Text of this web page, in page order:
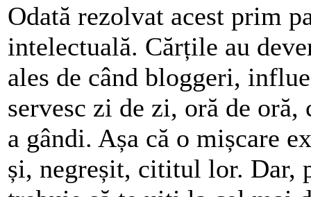
Odată rezolvat acest prim
intelectuală. Cărțile au
ales de când bloggeri,
servesc zi de zi, oră de oră,
a gândi. Așa că o mișcare
și, negreșit, cititul lor. Dar,